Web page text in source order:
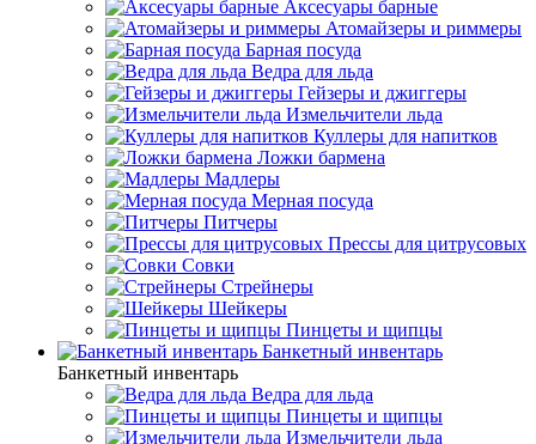
Аксесуары барные
Атомайзеры и риммеры
Барная посуда
Ведра для льда
Гейзеры и джиггеры
Измельчители льда
Куллеры для напитков
Ложки бармена
Мадлеры
Мерная посуда
Питчеры
Прессы для цитрусовых
Совки
Стрейнеры
Шейкеры
Пинцеты и щипцы
Банкетный инвентарь
Банкетный инвентарь
Ведра для льда
Пинцеты и щипцы
Измельчители льда